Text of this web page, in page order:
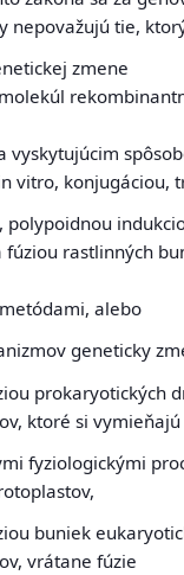
nepovažujú tie,
zmene
vyskytujúcim
vitro, konjugáciou,
polypoidnou
fúziou rastlinných
alebo
geneticky
prokaryotických
ktoré si
fyziologickými
buniek
vrátane fúzie